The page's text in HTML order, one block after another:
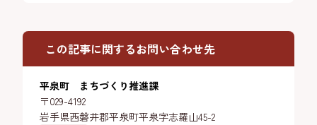
この記事に関するお問い合わせ先
平泉町 まちづくり推進課
〒029-4192
岩手県西磐井郡平泉町平泉字志羅山45-2